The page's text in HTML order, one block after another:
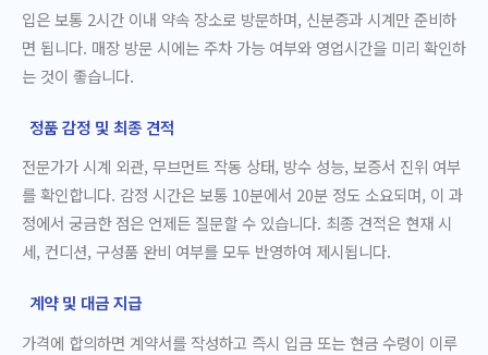
입은 보통 2시간 이내 약속 장소로 방문하며, 신분증과 시계만 준비하
면 됩니다. 매장 방문 시에는 주차 가능 여부와 영업시간을 미리 확인하
는 것이 좋습니다.
정품 감정 및 최종 견적
전문가가 시계 외관, 무브먼트 작동 상태, 방수 성능, 보증서 진위 여부
를 확인합니다. 감정 시간은 보통 10분에서 20분 정도 소요되며, 이 과
정에서 궁금한 점은 언제든 질문할 수 있습니다. 최종 견적은 현재 시
세, 컨디션, 구성품 완비 여부를 모두 반영하여 제시됩니다.
계약 및 대금 지급
가격에 합의하면 계약서를 작성하고 즉시 입금 또는 현금 수령이 이루